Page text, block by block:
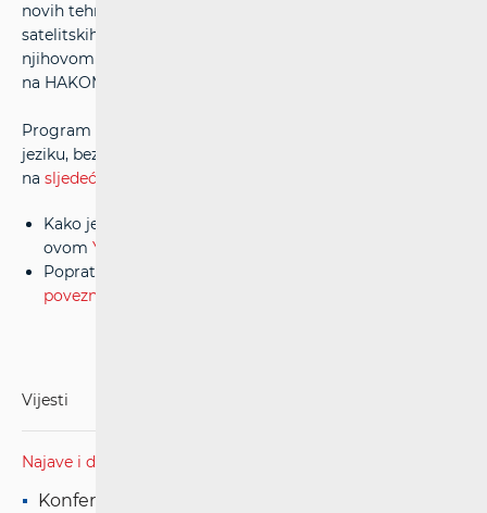
novih tehnologija. Na konferenciji će biti riječi o razvoju
satelitskih i lunarnih komunikacija i tehnologija, te
njihovom nadzoru. Konferencija će se moći pratiti uživo
na HAKOM-ovoj Facebook stranici i
Program konferencije, koja će se održati na engleskom
jeziku, bez simultanog prevođenja, dostupan je
na sljedećoj poveznici
Kako je bilo na konferenciji može se vidjeti na HAKOM-
ovom YouTube kanalu
Popratno priopćenje je dostupno na
poveznici
Vijesti
Najave i događanja
Konferencija "Dan novih tehnologija 2026."